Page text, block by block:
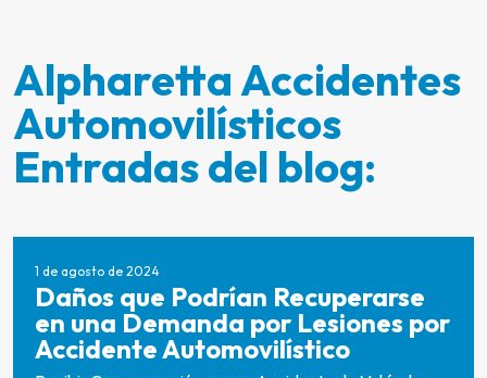
Alpharetta Accidentes
Automovilísticos
Entradas del blog:
1 de agosto de 2024
Daños que Podrían Recuperarse
en una Demanda por Lesiones por
Accidente Automovilístico